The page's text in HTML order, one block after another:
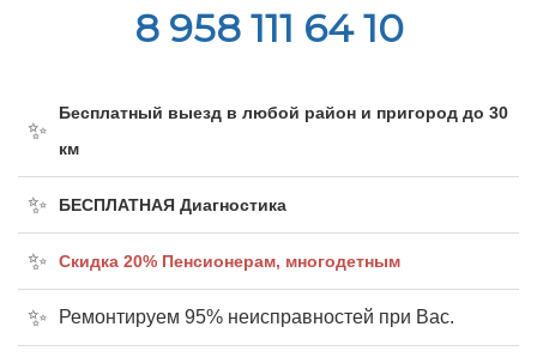
8 958 111 64 10
Бесплатный выезд в любой район и пригород до 30
км
БЕСПЛАТНАЯ Диагностика
Cкидка 20% Пенсионерам, многодетным
Ремонтируем 95% неисправностей при Вас.